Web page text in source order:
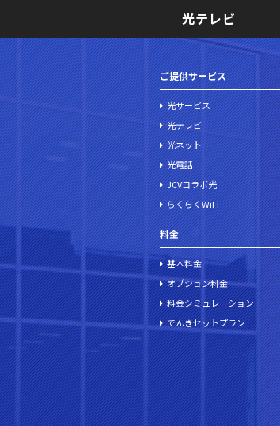
光テレビ
ご提供サービス
光サービス
光テレビ
光ネット
光電話
JCVコラボ光
らくらくWiFi
料金
基本料金
オプション料金
料金シミュレーション
でんきセットプラン